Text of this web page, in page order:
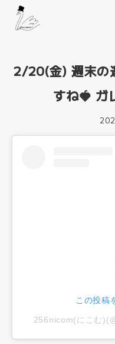
2/20(金) 週末の
すね🍓 ガ
この投稿
256nicom(にこむ